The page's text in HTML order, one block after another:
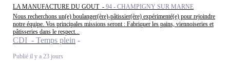
LA MANUFACTURE DU GOUT - 94 - CHAMPIGNY SUR MARNE
Nous recherchons un(e) boulanger(ère)-pâtissier(ère) expérimenté(e) pour rejoindre
notre équipe. Vos principales missions seront : Fabriquer les pains, viennoiseries et
pâtisseries dans le respect...
CDI - Temps plein
Publié il y a 23 jours